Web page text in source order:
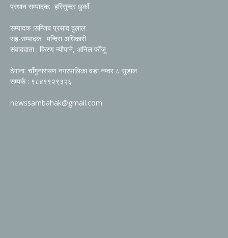
प्रधान सम्पादक: हरिसुन्दर छुकाँ
सम्पादक :सन्जिब प्रसाद दुलाल
सह-सम्पादक : मन्दिरा अधिकारी
संवाददाता : किरण न्यौपाने, अनिल फोँजू
ठेगाना: चाँगुनारायण नगरपालिका वडा नम्वर ८ सुडाल
सम्पर्क : ९८४९९२९३२६
newssambahak@gmail.com